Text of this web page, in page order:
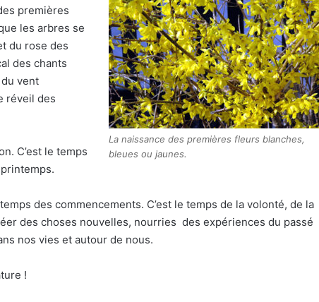
La naissance des premières fleurs blanches,
bleues ou jaunes.
premières
les arbres se
du rose des
des chants
vent
réveil des
C’est le temps
des commencements. C’est le temps de la volonté, de la
des choses nouvelles, nourries des expériences du passé
nos vies et autour de nous.
!